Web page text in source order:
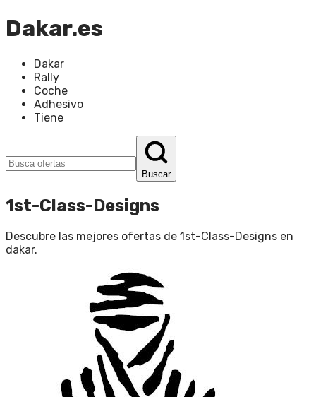
Dakar.es
Dakar
Rally
Coche
Adhesivo
Tiene
Buscar
1st-Class-Designs
Descubre las mejores ofertas de 1st-Class-Designs en
dakar.